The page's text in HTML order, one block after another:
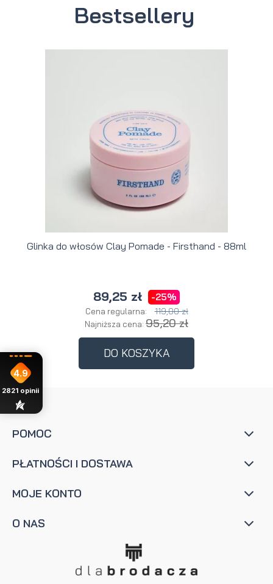
Bestsellery
Glinka do włosów Clay Pomade - Firsthand - 88ml
89,25 zł -25%
Cena regularna: 119,00 zł
Najniższa cena: 95,20 zł
DO KOSZYKA
POMOC
PŁATNOŚCI I DOSTAWA
MOJE KONTO
O NAS
4.9
2821 opinii